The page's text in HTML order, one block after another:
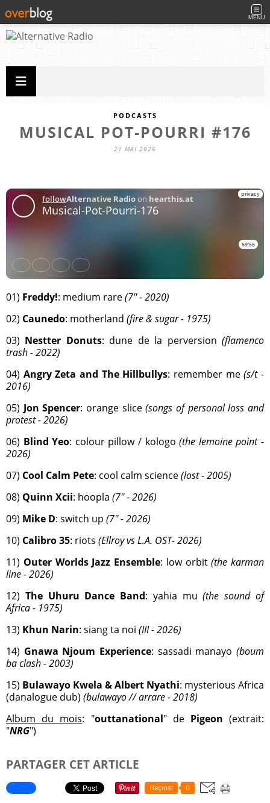
MENU
PODCASTS
MUSICAL POT-POURRI #176
21 MAI 2026
01) Freddy!: medium rare(7'' - 2020)
02) Caunedo: motherland (fire & sugar - 1975)
03) Nestter Donuts: dune de la perversion (flamenco
trash - 2022)
04) Angry Zeta and The Hillbullys: remember me(s/t -
2016)
05) Jon Spencer: orange slice(songs of personal loss and
protest - 2026)
06) Blind Yeo: colour pillow / kologo(the lemoine point -
2026)
07) Cool Calm Pete: cool calm science(lost - 2005)
08) Quinn Xcii: hoopla (7'' - 2026)
09) Mike D: switch up (7'' - 2026)
10) Calibro 35: riots (Ellroy vs L.A. OST- 2026)
11) Outer Worlds Jazz Ensemble: low orbit(the karman
line - 2026)
12) The Uhuru Dance Band: yahia mu(the sound of
Africa - 1975)
13) Khun Narin: siang ta noi (III - 2026)
14) Gnawa Njoum Experience: sassadi manayo (boum
ba clash - 2003)
15) Bulawayo Kwela & Albert Nyathi: mysterious Africa
(danalogue dub) (bulawayo // arrare - 2018)
Album du mois: "outtanational" de Pigeon (extrait:
"NRG")
PARTAGER CET ARTICLE
Repost 0